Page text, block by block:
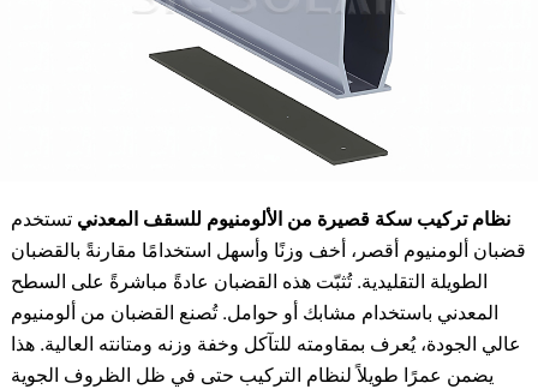
نظام تركيب سكة قصيرة من الألومنيوم للسقف المعدنيتستخدم
قضبان ألومنيوم أقصر، أخف وزنًا وأسهل استخدامًا مقارنةً بالقضبان
الطويلة التقليدية. تُثبّت هذه القضبان عادةً مباشرةً على السطح
المعدني باستخدام مشابك أو حوامل. تُصنع القضبان من ألومنيوم
عالي الجودة، يُعرف بمقاومته للتآكل وخفة وزنه ومتانته العالية. هذا
يضمن عمرًا طويلاً لنظام التركيب حتى في ظل الظروف الجوية